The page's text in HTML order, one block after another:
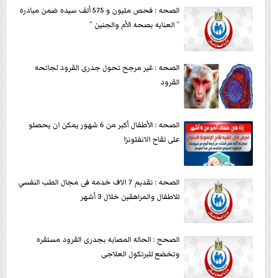
الصحه : فحص مليون و 575 ألف سيده ضمن مبادره
” العنايه بصحه الأم والجنين ”
الصحه : غير مرجح تحول جدرى القرود لجائحه
القرود
الصحه : الأطفال أكبر من 6 شهور يمكن ان يحصلو
على لقاح الانفلونزا
الصحه : تقديم 7 الاف خدمه فى مجال الطب النفسي
للاطفال والمراهقين خلال 3 أشهر
الصحح : الحاله المصابه بجدرى القرود مستقره
وتخضع للبرتكول العلاجى